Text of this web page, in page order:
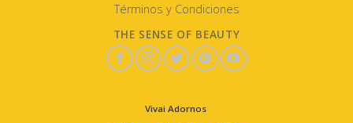
Términos y Condiciones
THE SENSE OF BEAUTY
Vivai Adornos